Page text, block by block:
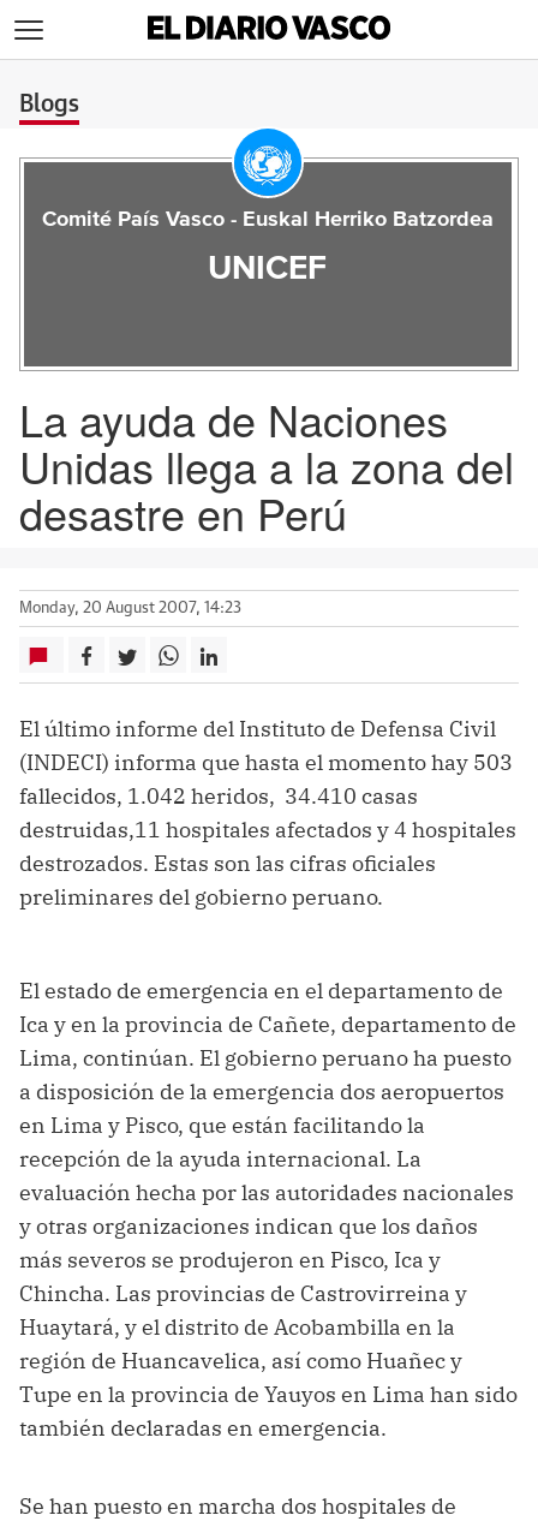
Blogs
Comité País Vasco - Euskal Herriko Batzordea
UNICEF
La ayuda de Naciones
Unidas llega a la zona del
desastre en Perú
Monday, 20 August 2007, 14:23
El último informe del Instituto de Defensa Civil
(INDECI) informa que hasta el momento hay 503
fallecidos, 1.042 heridos, 34.410 casas
destruidas,11 hospitales afectados y 4 hospitales
destrozados. Estas son las cifras oficiales
preliminares del gobierno peruano.
El estado de emergencia en el departamento de
Ica y en la provincia de Cañete, departamento de
Lima, continúan. El gobierno peruano ha puesto
a disposición de la emergencia dos aeropuertos
en Lima y Pisco, que están facilitando la
recepción de la ayuda internacional. La
evaluación hecha por las autoridades nacionales
y otras organizaciones indican que los daños
más severos se produjeron en Pisco, Ica y
Chincha. Las provincias de Castrovirreina y
Huaytará, y el distrito de Acobambilla en la
región de Huancavelica, así como Huañec y
Tupe en la provincia de Yauyos en Lima han sido
también declaradas en emergencia.
Se han puesto en marcha dos hospitales de